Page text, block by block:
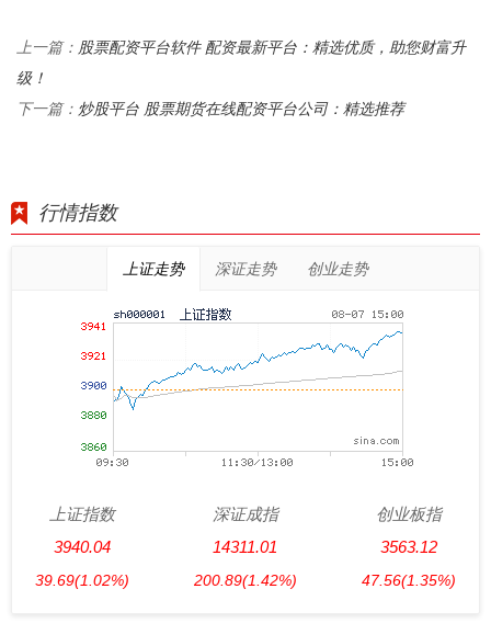
上一篇： 股票配资平台软件 配资最新平台：精选优质，助您财富升
级！
下一篇： 炒股平台 股票期货在线配资平台公司：精选推荐
行情指数
上证走势 深证走势 创业走势
上证指数
3940.04
39.69(1.02%)
深证成指
14311.01
200.89(1.42%)
创业板指
3563.12
47.56(1.35%)